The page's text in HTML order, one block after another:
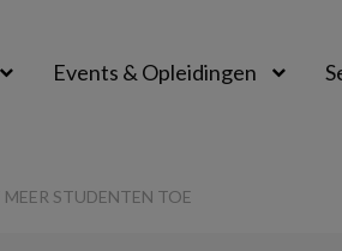
Events & Opleidingen
STUDENTEN TOE